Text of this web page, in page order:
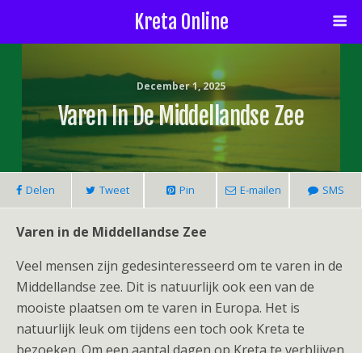
Kreta Online
December 1, 2025
Varen In De Middellandse Zee
Delen Tweet Pin E-mailen SMS
Varen in de Middellandse Zee
Veel mensen zijn gedesinteresseerd om te varen in de
Middellandse zee. Dit is natuurlijk ook een van de
mooiste plaatsen om te varen in Europa. Het is
natuurlijk leuk om tijdens een toch ook Kreta te